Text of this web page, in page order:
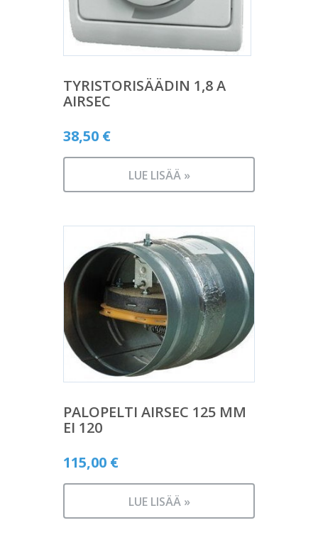
TYRISTORISÄÄDIN 1,8 A
AIRSEC
38,50 €
LUE LISÄÄ »
PALOPELTI AIRSEC 125 MM
EI 120
115,00 €
LUE LISÄÄ »